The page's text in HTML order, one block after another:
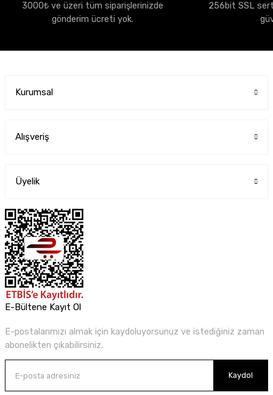
3000₺ ve üzeri tüm siparişlerinizde
gönderim ücreti yok.
256bit SSL
Kurumsal
Alışveriş
Üyelik
E-Bültene Kayıt Ol
E-postalarımızı almak için kaydoluyorsunuz ve istediğiniz zaman
abonelikten çıkabilirsiniz.
Kaydol